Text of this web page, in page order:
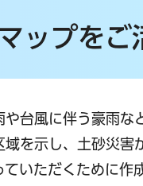
ップをご
台風に伴う豪雨な
を示し、土砂災害
いただくために作